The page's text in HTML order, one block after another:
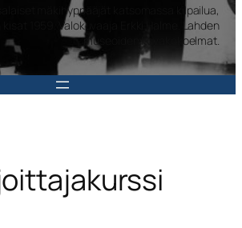
mäkihyppääjät katsomassa kilpailua,
kisat 1959. Valokuvaaja Erkki Halme. Lahden
museoiden kuvakokoelmat.